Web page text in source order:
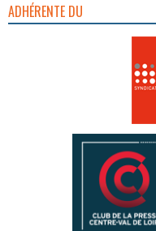
ADHÉRENTE DU